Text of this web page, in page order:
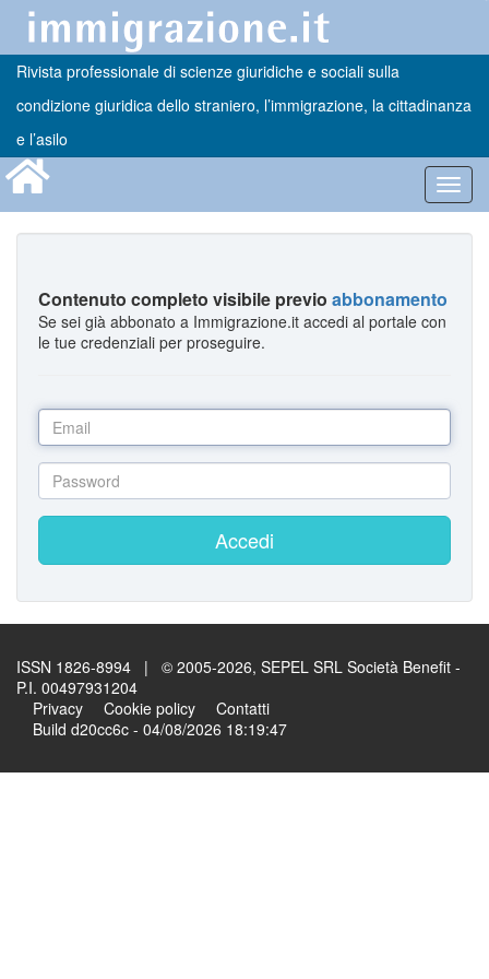
Rivista professionale di scienze giuridiche e sociali sulla
condizione giuridica dello straniero, l’immigrazione, la cittadinanza
e l’asilo
Contenuto completo visibile previo abbonamento
Se sei già abbonato a Immigrazione.it accedi al portale con
le tue credenziali per proseguire.
Accedi
ISSN 1826-8994 | © 2005-2026, SEPEL SRL Società Benefit -
P.I. 00497931204
Privacy
Cookie policy
Contatti
Build d20cc6c - 04/08/2026 18:19:47